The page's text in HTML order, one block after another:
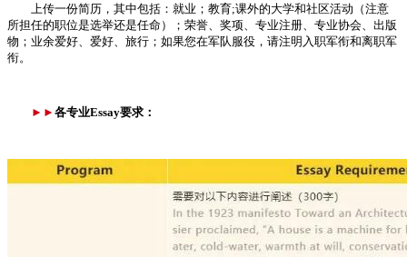
上传一份简历，其中包括：就业；教育;课外的大学和社区活动（注意
所担任的职位是选举还是任命）；荣誉、奖项、专业注册、专业协会、出版
物；业余爱好、爱好、旅行；如果您在军队服役，请注明入职军衔和离职军
衔。
►► 各专业Essay要求：